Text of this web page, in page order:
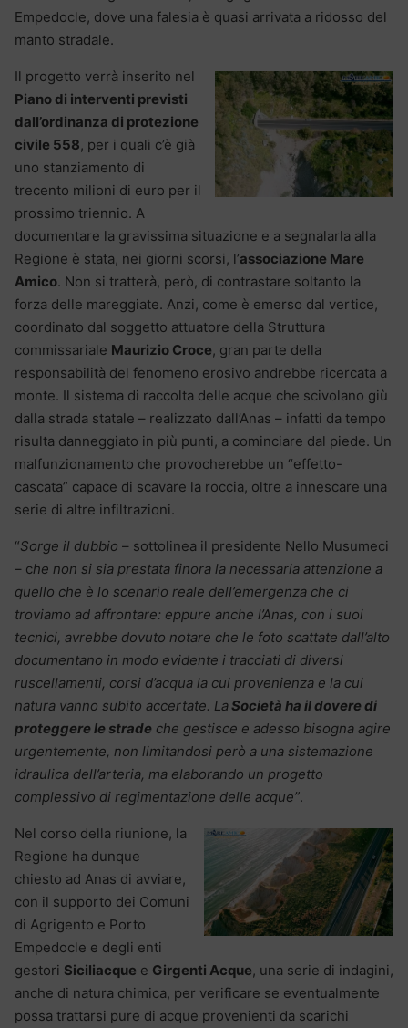
Empedocle, dove una falesia è quasi arrivata a ridosso del
manto stradale.
Il progetto verrà inserito nel
Piano di interventi previsti
dall’ordinanza di protezione
civile 558, per i quali c’è già
uno stanziamento di
trecento milioni di euro per il
prossimo triennio. A
documentare la gravissima situazione e a segnalarla alla
Regione è stata, nei giorni scorsi, l’associazione Mare
Amico. Non si tratterà, però, di contrastare soltanto la
forza delle mareggiate. Anzi, come è emerso dal vertice,
coordinato dal soggetto attuatore della Struttura
commissariale Maurizio Croce, gran parte della
responsabilità del fenomeno erosivo andrebbe ricercata a
monte. Il sistema di raccolta delle acque che scivolano giù
dalla strada statale – realizzato dall’Anas – infatti da tempo
risulta danneggiato in più punti, a cominciare dal piede. Un
malfunzionamento che provocherebbe un “effetto-
cascata” capace di scavare la roccia, oltre a innescare una
serie di altre infiltrazioni.
“Sorge il dubbio – sottolinea il presidente Nello Musumeci
– che non si sia prestata finora la necessaria attenzione a
quello che è lo scenario reale dell’emergenza che ci
troviamo ad affrontare: eppure anche l’Anas, con i suoi
tecnici, avrebbe dovuto notare che le foto scattate dall’alto
documentano in modo evidente i tracciati di diversi
ruscellamenti, corsi d’acqua la cui provenienza e la cui
natura vanno subito accertate. LaSocietà ha il dovere di
proteggere le strade che gestisce e adesso bisogna agire
urgentemente, non limitandosi però a una sistemazione
idraulica dell’arteria, ma elaborando un progetto
complessivo di regimentazione delle acque”.
Nel corso della riunione, la
Regione ha dunque
chiesto ad Anas di avviare,
con il supporto dei Comuni
di Agrigento e Porto
Empedocle e degli enti
gestori Siciliacque e Girgenti Acque, una serie di indagini,
anche di natura chimica, per verificare se eventualmente
possa trattarsi pure di acque provenienti da scarichi